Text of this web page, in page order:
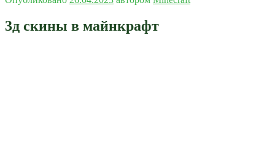
3д скины в майнкрафт